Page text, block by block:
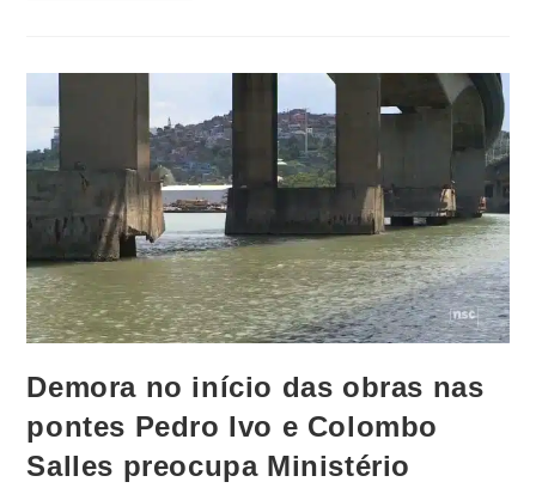
Demora no início das obras nas
pontes Pedro Ivo e Colombo
Salles preocupa Ministério